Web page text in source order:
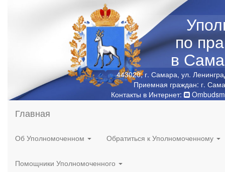
по
в
443020, г. Самара, ул.
Приемная граждан: г.
Контакты в Интернет:
Главная
Об Уполномоченном Обратиться к Уполномоченному
Помощники Уполномоченного